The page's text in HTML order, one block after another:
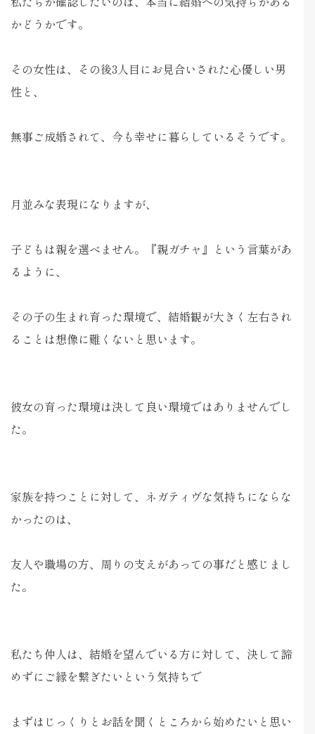
かどうかです。
その女性は、その後3人目にお見合いされた心優しい男
性と、
無事ご成婚されて、今も幸せに暮らしているそうです。
月並みな表現になりますが、
子どもは親を選べません。『親ガチャ』という言葉があ
るように、
その子の生まれ育った環境で、結婚観が大きく左右され
ることは想像に難くないと思います。
彼女の育った環境は決して良い環境ではありませんでし
た。
家族を持つことに対して、ネガティヴな気持ちにならな
かったのは、
友人や職場の方、周りの支えがあっての事だと感じまし
た。
私たち仲人は、結婚を望んでいる方に対して、決して諦
めずにご縁を繋ぎたいという気持ちで
まずはじっくりとお話を聞くところから始めたいと思い